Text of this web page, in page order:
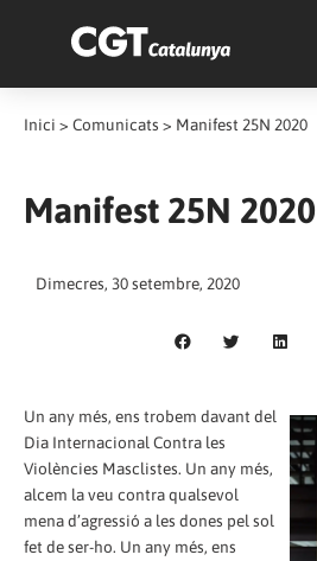
Inici > Comunicats > Manifest 25N 2020
Manifest 25N 2020
Dimecres, 30 setembre, 2020
Un any més, ens trobem davant del
Dia Internacional Contra les
Violències Masclistes. Un any més,
alcem la veu contra qualsevol
mena d’agressió a les dones pel sol
fet de ser-ho. Un any més, ens